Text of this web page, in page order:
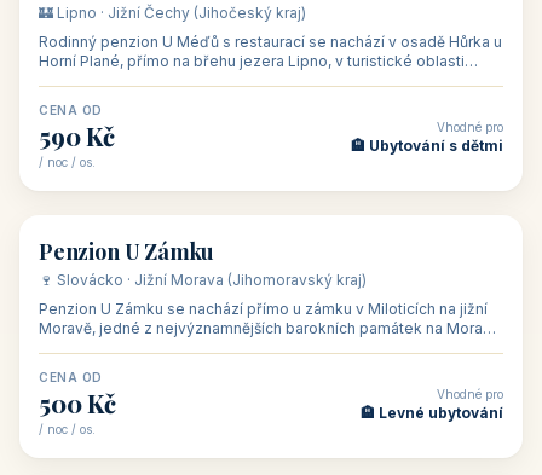
🏰 Lipno · Jižní Čechy (Jihočeský kraj)
Rodinný penzion U Méďů s restaurací se nachází v osadě Hůrka u
Horní Plané, přímo na břehu jezera Lipno, v turistické oblasti
CENA OD
590 Kč
/ noc / os.
Vhodné pro
🏨 Ubytování s dětmi
🏡 penzion
Penzion U Zámku
🍷 Slovácko · Jižní Morava (Jihomoravský kraj)
Penzion U Zámku se nachází přímo u zámku v Miloticích na jižní
Moravě, jedné z nejvýznamnějších barokních památek na Moravě,
CENA OD
500 Kč
/ noc / os.
Vhodné pro
🏨 Levné ubytování